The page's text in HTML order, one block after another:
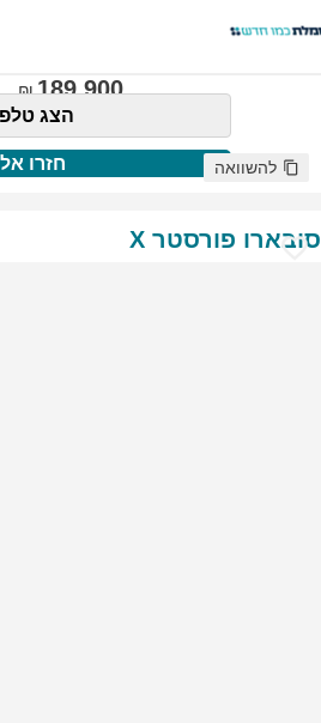
189,900
הצג
חזרו להשוואה
סובארו פורסטר X